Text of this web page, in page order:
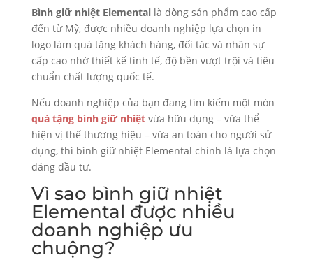
Bình giữ nhiệt Elementallà dòng sản phẩm cao cấp
đến từ Mỹ, được nhiều doanh nghiệp lựa chọn in
logo làm quà tặng khách hàng, đối tác và nhân sự
cấp cao nhờ thiết kế tinh tế, độ bền vượt trội và tiêu
chuẩn chất lượng quốc tế.
Nếu doanh nghiệp của bạn đang tìm kiếm một món
quà tặng bình giữ nhiệtvừa hữu dụng – vừa thể
hiện vị thế thương hiệu – vừa an toàn cho người sử
dụng, thì bình giữ nhiệt Elemental chính là lựa chọn
đáng đầu tư.
Vì sao bình giữ nhiệt
Elemental được nhiều
doanh nghiệp ưu
chuộng?